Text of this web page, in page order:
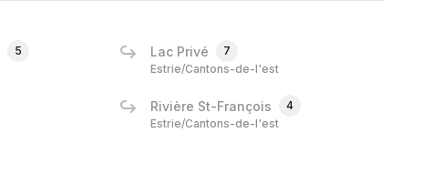
5
Lac Privé
7
Estrie/Cantons-de-l'est
Rivière St-François
4
Estrie/Cantons-de-l'est